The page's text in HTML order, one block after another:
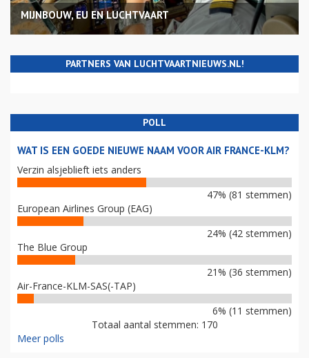
MIJNBOUW, EU EN LUCHTVAART
PARTNERS VAN LUCHTVAARTNIEUWS.NL!
POLL
WAT IS EEN GOEDE NIEUWE NAAM VOOR AIR FRANCE-KLM?
Verzin alsjeblieft iets anders
47% (81 stemmen)
European Airlines Group (EAG)
24% (42 stemmen)
The Blue Group
21% (36 stemmen)
Air-France-KLM-SAS(-TAP)
6% (11 stemmen)
Totaal aantal stemmen: 170
Meer polls